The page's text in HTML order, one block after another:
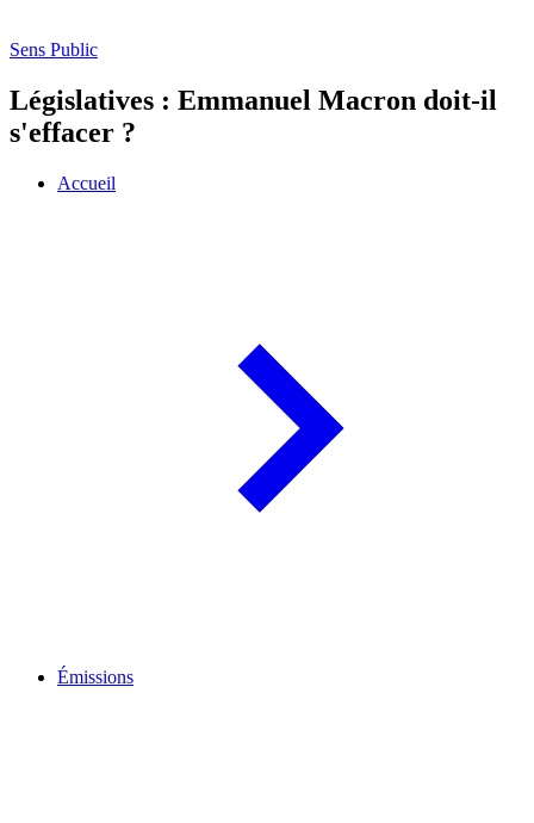
Sens Public
Législatives : Emmanuel Macron doit-il
s'effacer ?
Accueil
Émissions